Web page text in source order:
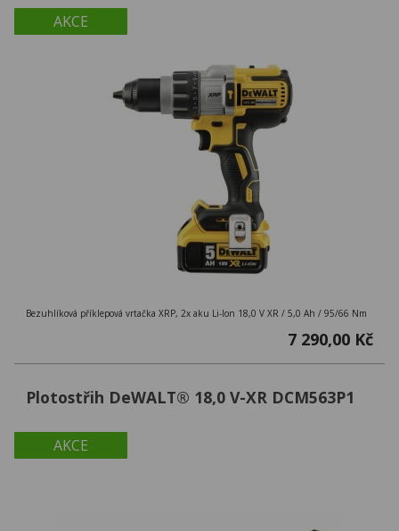
AKCE
Bezuhlíková příklepová vrtačka XRP, 2x aku Li-Ion 18,0 V XR / 5,0 Ah / 95/66 Nm
7 290,00 Kč
AKCE
Plotostřih DeWALT® 18,0 V-XR DCM563P1